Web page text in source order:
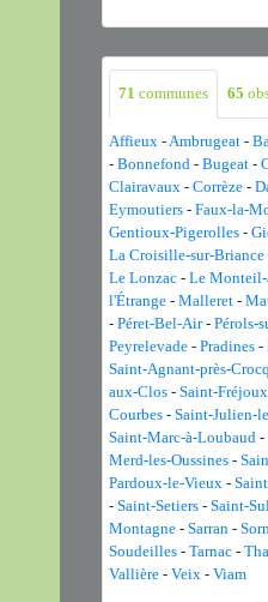
71 communes 65
Affieux - Ambrugeat -
- Bonnefond - Bugeat -
Clairavaux - Corrèze -
Eymoutiers - Faux-la-
Gentioux-Pigerolles -
La Croisille-sur-Briance
Le Lonzac - Le
l'Étrange - Malleret -
- Péret-Bel-Air- Pérols-
Peyrelevade - Pradines -
Saint-Agnant-près-Crocq
aux-Clos - Saint-Fréjoux
Courbes - Saint-Julien-
Saint-Marc-à-Loubaud -
Merd-les-Oussines -
Pardoux-le-Vieux -
- Saint-Setiers - Saint-
Montagne - Sarran -
Soudeilles - Tarnac -
Vallière - Veix - Viam